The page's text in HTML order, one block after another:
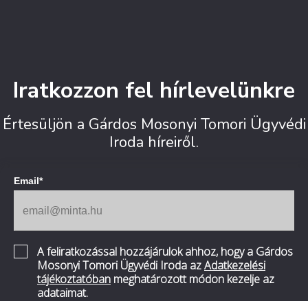
Iratkozzon fel hírlevelünkre
Értesüljön a Gárdos Mosonyi Tomori Ügyvédi
Iroda híreiről.
Email*
A feliratkozással hozzájárulok ahhoz, hogy a Gárdos
Mosonyi Tomori Ügyvédi Iroda azAdatkezelési
tájékoztatóban meghatározott módon kezelje az
adataimat.